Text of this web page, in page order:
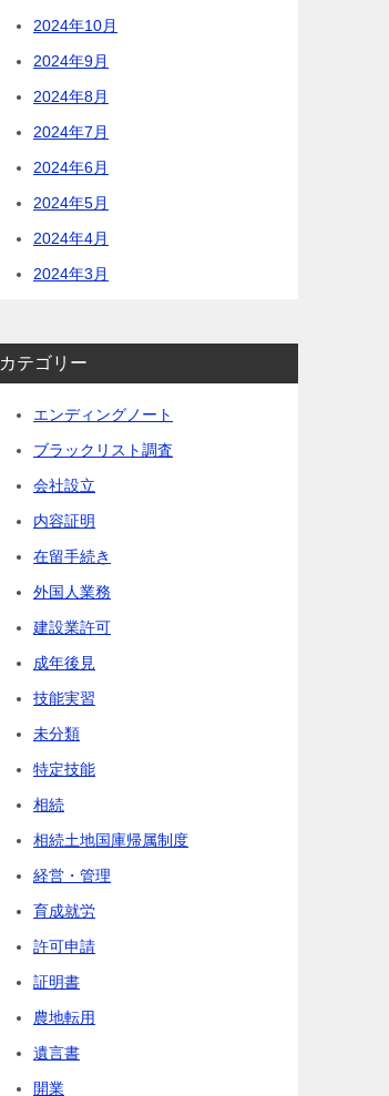
2024年10月
2024年9月
2024年8月
2024年7月
2024年6月
2024年5月
2024年4月
2024年3月
カテゴリー
エンディングノート
ブラックリスト調査
会社設立
内容証明
在留手続き
外国人業務
建設業許可
成年後見
技能実習
未分類
特定技能
相続
相続土地国庫帰属制度
経営・管理
育成就労
許可申請
証明書
農地転用
遺言書
開業